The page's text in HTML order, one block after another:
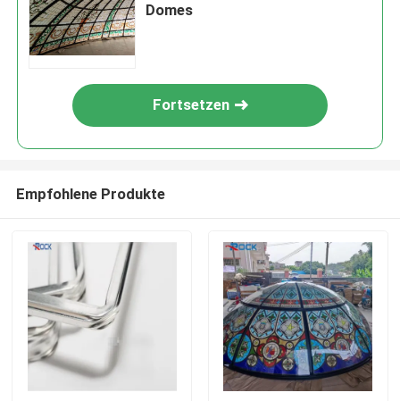
Domes
Fortsetzen
Empfohlene Produkte